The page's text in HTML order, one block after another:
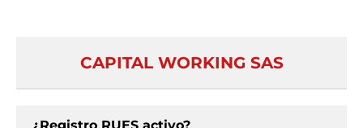
CAPITAL WORKING SAS